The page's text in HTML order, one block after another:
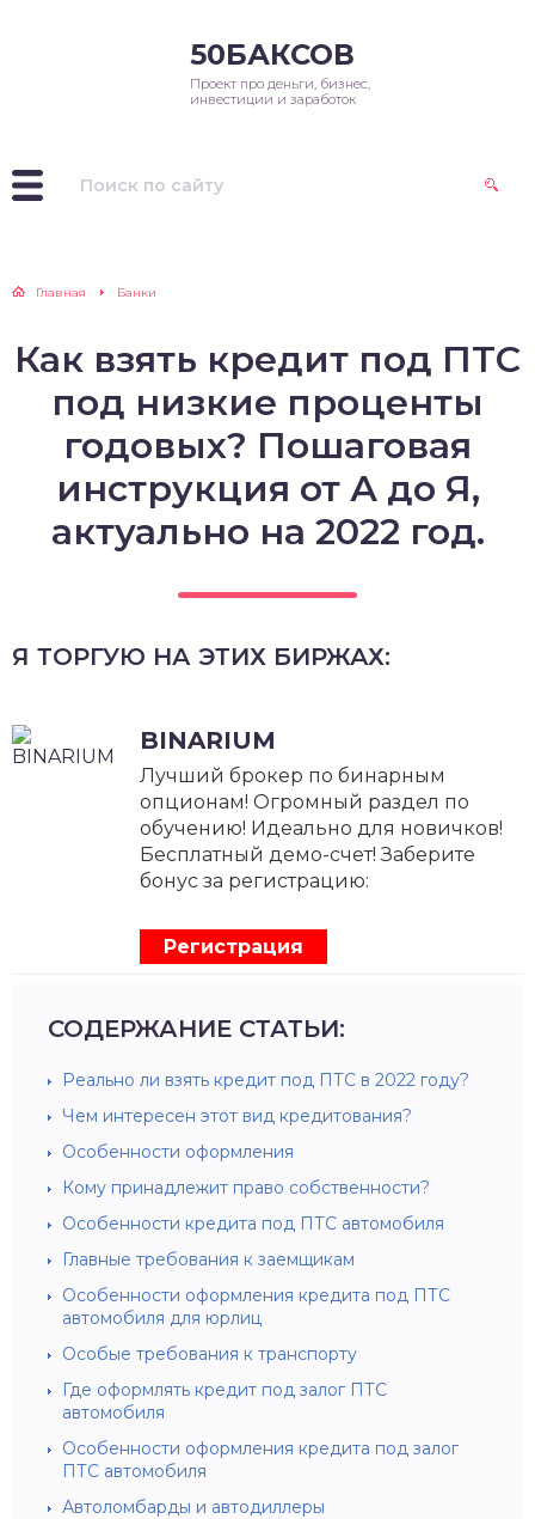
50БАКСОВ
Проект про деньги, бизнес,
инвестиции и заработок
Главная Банки
Как взять кредит под ПТС
под низкие проценты
годовых? Пошаговая
инструкция от А до Я,
актуально на 2022 год.
Я ТОРГУЮ НА ЭТИХ БИРЖАХ:
BINARIUM
Лучший брокер по бинарным
опционам! Огромный раздел по
обучению! Идеально для новичков!
Бесплатный демо-счет! Заберите
бонус за регистрацию:
Регистрация
СОДЕРЖАНИЕ СТАТЬИ:
Реально ли взять кредит под ПТС в 2022 году?
Чем интересен этот вид кредитования?
Особенности оформления
Кому принадлежит право собственности?
Особенности кредита под ПТС автомобиля
Главные требования к заемщикам
Особенности оформления кредита под ПТС
автомобиля для юрлиц
Особые требования к транспорту
Где оформлять кредит под залог ПТС
автомобиля
Особенности оформления кредита под залог
ПТС автомобиля
Автоломбарды и автодиллеры